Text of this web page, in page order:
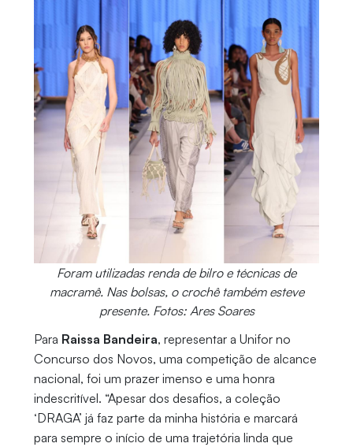
Foram utilizadas renda de bilro e técnicas de
macramê. Nas bolsas, o crochê também esteve
presente. Fotos: Ares Soares
Para Raissa Bandeira, representar a Unifor no
Concurso dos Novos, uma competição de alcance
nacional, foi um prazer imenso e uma honra
indescritível. “Apesar dos desafios, a coleção
‘DRAGA’ já faz parte da minha história e marcará
para sempre o início de uma trajetória linda que